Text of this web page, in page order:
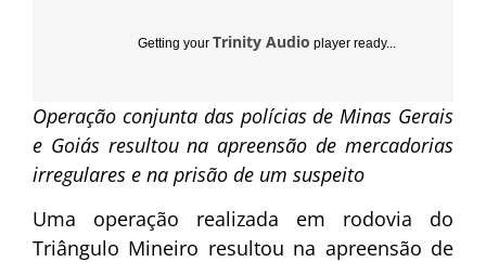
Getting your Trinity Audio player ready...
Operação conjunta das polícias de Minas Gerais
e Goiás resultou na apreensão de mercadorias
irregulares e na prisão de um suspeito
Uma operação realizada em rodovia do
Triângulo Mineiro resultou na apreensão de